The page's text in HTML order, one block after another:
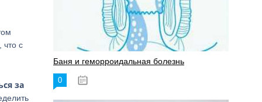
что с
за
Баня и геморроидальная болезнь
0